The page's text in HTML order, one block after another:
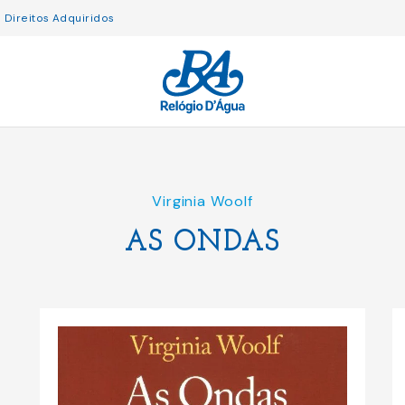
Direitos Adquiridos
Virginia Woolf
AS ONDAS